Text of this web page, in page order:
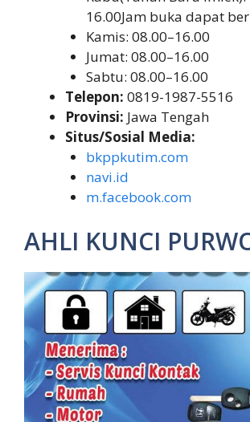
16.00Jam buka dapat
Kamis: 08.00–16.00
Jumat: 08.00–16.00
Sabtu: 08.00–16.00
Telepon: 0819-1987-5516
Provinsi: Jawa Tengah
Situs/Sosial Media:
bkppkutim.com
navi.id
m.facebook.com
AHLI KUNCI